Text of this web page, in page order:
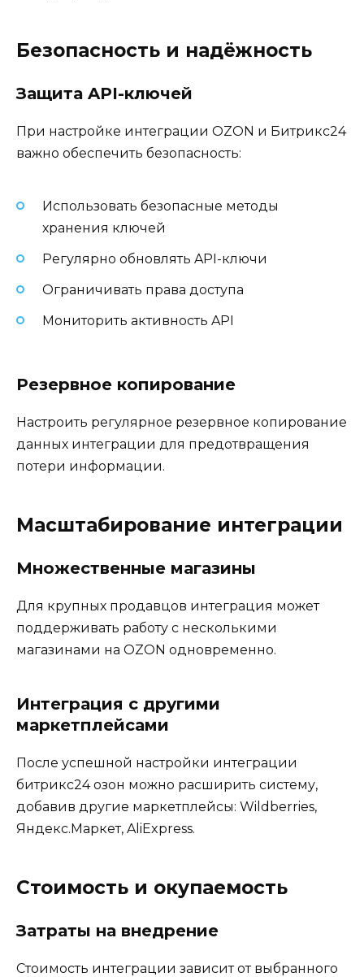
Безопасность и надёжность
Защита API-ключей
При настройке интеграции OZON и Битрикс24
важно обеспечить безопасность:
Использовать безопасные методы
хранения ключей
Регулярно обновлять API-ключи
Ограничивать права доступа
Мониторить активность API
Резервное копирование
Настроить регулярное резервное копирование
данных интеграции для предотвращения
потери информации.
Масштабирование интеграции
Множественные магазины
Для крупных продавцов интеграция может
поддерживать работу с несколькими
магазинами на OZON одновременно.
Интеграция с другими
маркетплейсами
После успешной настройки интеграции
битрикс24 озон можно расширить систему,
добавив другие маркетплейсы: Wildberries,
Яндекс.Маркет, AliExpress.
Стоимость и окупаемость
Затраты на внедрение
Стоимость интеграции зависит от выбранного